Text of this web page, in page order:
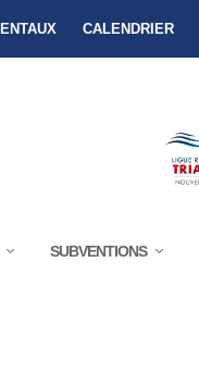
CALENDRIER
SUBVENTIONS